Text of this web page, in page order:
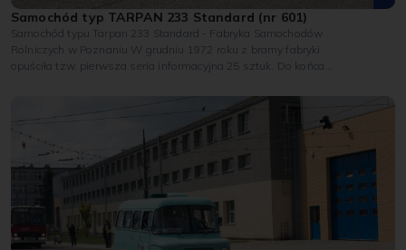
Samochód typ TARPAN 233 Standard (nr 601)
Samochód typu Tarpan 233 Standard - Fabryka Samochodów
Rolniczych w Poznaniu W grudniu 1972 roku z bramy fabryki
opuściła tzw. pierwsza seria informacyjna 25 sztuk. Do końca